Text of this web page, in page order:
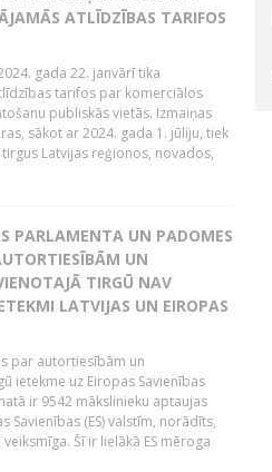
ATLĪDZĪBAS TARIFOS
gada 22. janvārī tika
tarifos par komerciālos
publiskās vietās. Izmaiņas
sākot ar 2024. gada 1. jūliju, tiek
Latvijas reģionos, novados,
PARLAMENTA UN PADOMES
UN
TIRGŪ NAV
LATVIJAS UN EIROPAS
par autortiesībām un
ietekme uz Eiropas Savienības
ir 9542 mākslinieku aptaujas
Savienības (ES) valstīm, norādīts,
Šī ir lielākā ES mēroga